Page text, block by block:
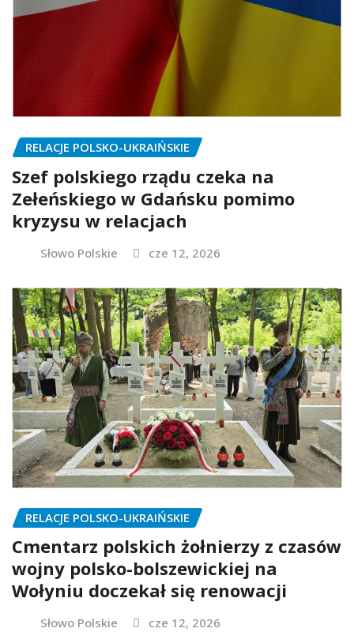
RELACJE POLSKO-UKRAIŃSKIE
Szef polskiego rządu czeka na
Zełeńskiego w Gdańsku pomimo
kryzysu w relacjach
Słowo Polskie cze 12, 2026
RELACJE POLSKO-UKRAIŃSKIE
Cmentarz polskich żołnierzy z czasów
wojny polsko-bolszewickiej na
Wołyniu doczekał się renowacji
Słowo Polskie cze 12, 2026